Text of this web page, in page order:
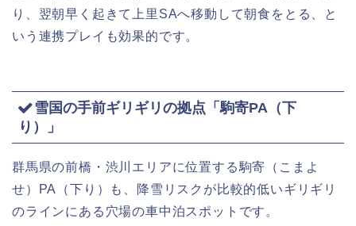
り、翌朝早く起きて上里SAへ移動して朝食をとる、と
いう連携プレイも効果的です。
雪国の手前ギリギリの拠点「駒寄PA（下
り）」
群馬県の前橋・渋川エリアに位置する駒寄（こまよ
せ）PA（下り）も、降雪リスクが比較的低いギリギリ
のラインにある穴場の車中泊スポットです。